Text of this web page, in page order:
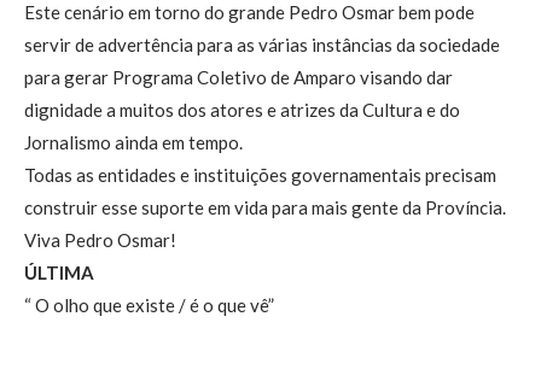
Este cenário em torno do grande Pedro Osmar bem pode
servir de advertência para as várias instâncias da sociedade
para gerar Programa Coletivo de Amparo visando dar
dignidade a muitos dos atores e atrizes da Cultura e do
Jornalismo ainda em tempo.
Todas as entidades e instituições governamentais precisam
construir esse suporte em vida para mais gente da Província.
Viva Pedro Osmar!
ÚLTIMA
“ O olho que existe / é o que vê”